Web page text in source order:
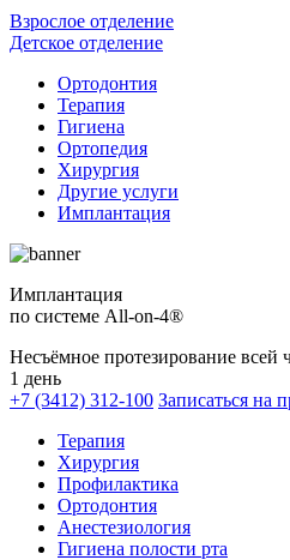
Взрослое отделение
Детское отделение
Ортодонтия
Терапия
Гигиена
Ортопедия
Хирургия
Другие услуги
Имплантация
Имплантация
по системе All-on-4®
Несъёмное протезирование всей
1 день
+7 (3412) 312-100 Записаться на
Терапия
Хирургия
Профилактика
Ортодонтия
Анестезиология
Гигиена полости рта